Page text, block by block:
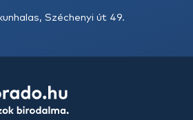
Széchenyi út 49.